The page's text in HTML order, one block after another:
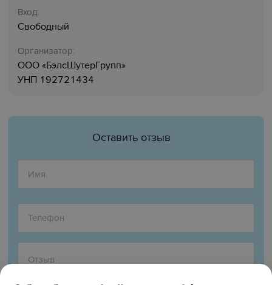
Вход:
Свободный
Организатор:
ООО «БэлсШутерГрупп»
УНП 192721434
Оставить отзыв